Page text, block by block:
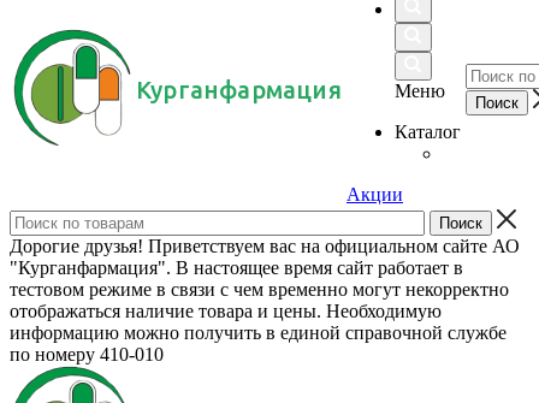
Курганфармация
Меню
Каталог
Акции
Дорогие друзья! Приветствуем вас на официальном сайте АО
"Курганфармация". В настоящее время сайт работает в
тестовом режиме в связи с чем временно могут некорректно
отображаться наличие товара и цены. Необходимую
информацию можно получить в единой справочной службе
по номеру 410-010